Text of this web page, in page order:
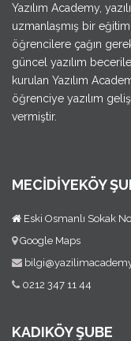
Yazılım Academy,
uzmanlaşmış bir
öğrencilere çağın
güncel yazılım
kurulan Yazılım
öğrenciye yazılım
vermiştir.
MECİDİYEKÖY
Eski Osmanlı Sokak
Google Maps
0212 347 11 44
KADIKÖY ŞUBE